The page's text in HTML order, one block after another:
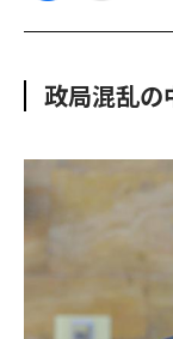
c
o
i
e
政局混乱の